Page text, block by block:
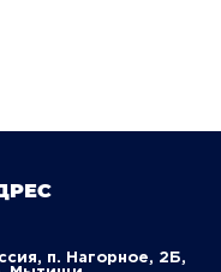
п. Нагорное, 2Б,